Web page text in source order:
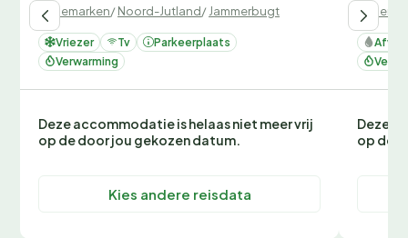
Denemarken/Noord-Jutland/ Jammerbugt
Vriezer Tv
Parkeerplaats
Verwarming
Deze accommodatie is helaas niet meer vrij
op de door jou gekozen datum.
Kies andere reisdata
Deze
op de